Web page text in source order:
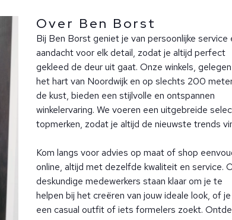
Over Ben Borst
Bij Ben Borst geniet je van persoonlijke service
aandacht voor elk detail, zodat je altijd perfect
gekleed de deur uit gaat. Onze winkels,
het hart van Noordwijk en op slechts 200
de kust, bieden een stijlvolle en ontspannen
winkelervaring. We voeren een uitgebreide
topmerken, zodat je altijd de nieuwste trends
Kom langs voor advies op maat of shop
online, altijd met dezelfde kwaliteit en service.
deskundige medewerkers staan klaar om je te
helpen bij het creëren van jouw ideale look, of je
een casual outfit of iets formelers zoekt.